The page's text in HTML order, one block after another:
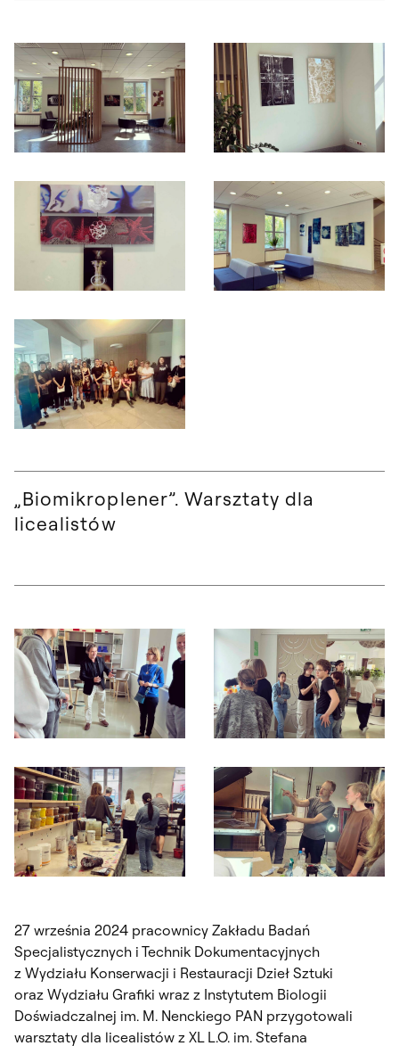
„Biomikroplener”. Warsztaty dla
licealistów
27 września 2024 pracownicy Zakładu Badań
Specjalistycznych i Technik Dokumentacyjnych
z Wydziału Konserwacji i Restauracji Dzieł Sztuki
oraz Wydziału Grafiki wraz z Instytutem Biologii
Doświadczalnej im. M. Nenckiego PAN przygotowali
warsztaty dla licealistów z XL L.O. im. Stefana